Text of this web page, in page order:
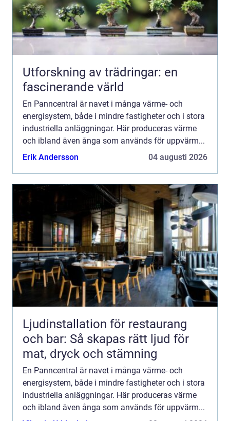
Utforskning av trädringar: en
fascinerande värld
En Panncentral är navet i många värme- och
energisystem, både i mindre fastigheter och i stora
industriella anläggningar. Här produceras värme
och ibland även ånga som används för uppvärm...
Erik Andersson
04 augusti 2026
Ljudinstallation för restaurang
och bar: Så skapas rätt ljud för
mat, dryck och stämning
En Panncentral är navet i många värme- och
energisystem, både i mindre fastigheter och i stora
industriella anläggningar. Här produceras värme
och ibland även ånga som används för uppvärm...